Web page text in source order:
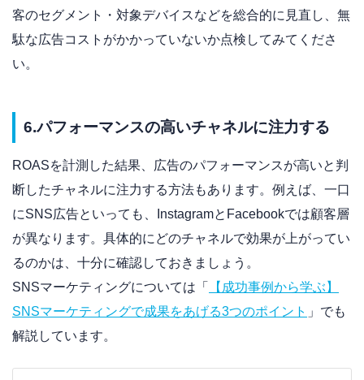
客のセグメント・対象デバイスなどを総合的に見直し、無
駄な広告コストがかかっていないか点検してみてくださ
い。
6.パフォーマンスの高いチャネルに注力する
ROASを計測した結果、広告のパフォーマンスが高いと判
断したチャネルに注力する方法もあります。例えば、一口
にSNS広告といっても、InstagramとFacebookでは顧客層
が異なります。具体的にどのチャネルで効果が上がってい
るのかは、十分に確認しておきましょう。
SNSマーケティングについては「
【成功事例から学ぶ】
SNSマーケティングで成果をあげる3つのポイント 」でも
解説しています。